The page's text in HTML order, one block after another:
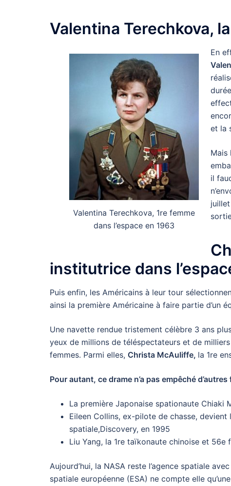
Valentina Terechkova,
Valentina Terechkova, 1re femme
dans l’espace en 1963
En
et la
Mais
il
institutrice dans
Puis enfin, les Américains à leur tour
ainsi la première Américaine à faire partie d’un
Une navette rendue tristement célèbre 3 ans
yeux de millions de téléspectateurs et de
femmes. Parmi elles, Christa McAuliffe, la 1re
Pour autant, ce drame n’a pas empêché
La première Japonaise spationaute Chiaki
Eileen Collins, ex-pilote de chasse,
spatiale,Discovery, en 1995
Liu Yang, la 1re taïkonaute chinoise et 56e
Aujourd’hui, la NASA reste l’agence spatiale
spatiale européenne (ESA) ne compte elle